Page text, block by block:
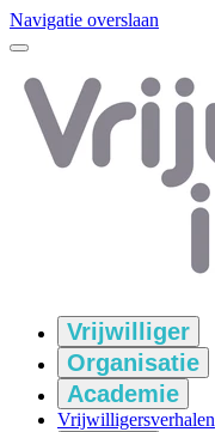
Navigatie overslaan
Vrijwilliger
Organisatie
Academie
Vrijwilligersverhalen